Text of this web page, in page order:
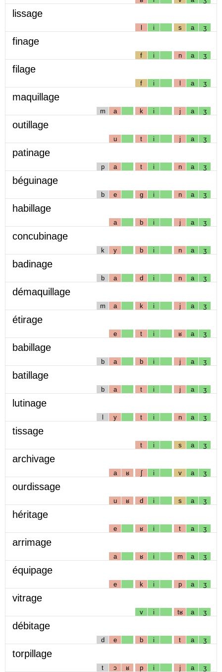
lissage
l i s a ʒ
finage
f i n a ʒ
filage
f i l a ʒ
maquillage
m a k i j a ʒ
outillage
u t i j a ʒ
patinage
p a t i n a ʒ
béguinage
b e g i n a ʒ
habillage
a b i j a ʒ
concubinage
k y b i n a ʒ
badinage
b a d i n a ʒ
démaquillage
m a k i j a ʒ
étirage
e t i ʁ a ʒ
babillage
b a b i j a ʒ
batillage
b a t i j a ʒ
lutinage
l y t i n a ʒ
tissage
t i s a ʒ
archivage
a ʁ ʃ i v a ʒ
ourdissage
u ʁ d i s a ʒ
héritage
e ʁ i t a ʒ
arrimage
a ʁ i m a ʒ
équipage
e k i p a ʒ
vitrage
v i tʁ a ʒ
débitage
d e b i t a ʒ
torpillage
t ɔ ʁ p i j a ʒ